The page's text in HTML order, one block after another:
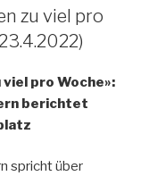
zu viel pro
pro Woche»:
berichtet
spricht über